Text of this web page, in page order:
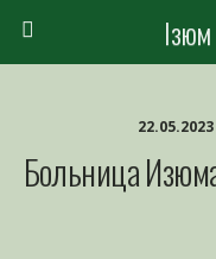
22.05.2023
Больница